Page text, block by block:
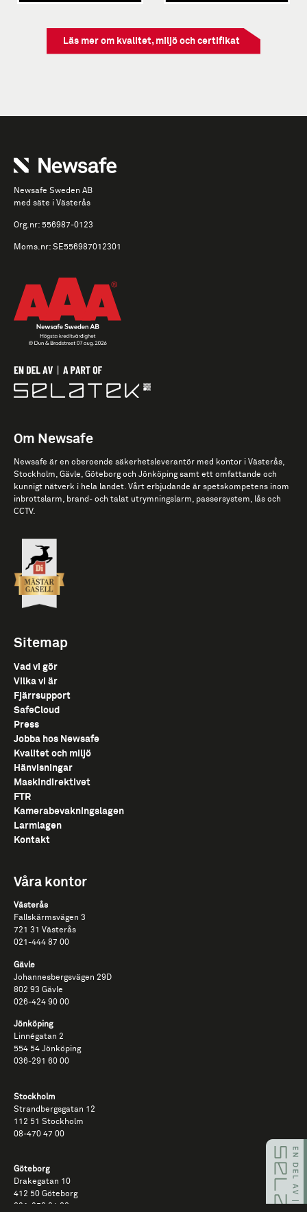
Läs mer om kvalitet, miljö och certifikat
Newsafe Sweden AB
med säte i Västerås
Org.nr: 556987-0123
Moms.nr: SE556987012301
Om Newsafe
Newsafe är en oberoende säkerhetsleverantör med kontor i Västerås,
Stockholm, Gävle, Göteborg och Jönköping samt ett omfattande och
kunnigt nätverk i hela landet. Vårt erbjudande är spetskompetens inom
inbrottslarm, brand- och talat utrymningslarm, passersystem, lås och
CCTV.
Sitemap
Vad vi gör
Vilka vi är
Fjärrsupport
SafeCloud
Press
Jobba hos Newsafe
Kvalitet och miljö
Hänvisningar
Maskindirektivet
FTR
Kamerabevakningslagen
Larmlagen
Kontakt
Våra kontor
Västerås
Fallskärmsvägen​ 3​
721​ 31​ Västerås​
021-​444​ 87​ 00
Gävle
Johannesbergsvägen 29D
802 93 Gävle
026-​424​ 90​ 00
Jönköping
Linnégatan 2
554 54 Jönköping
036-291 60 00
Stockholm
Strandbergsgatan 12
112 51 Stockholm
08-470 47 00​
Göteborg
Drakegatan 10
412 50 Göteborg
031-350 34 00